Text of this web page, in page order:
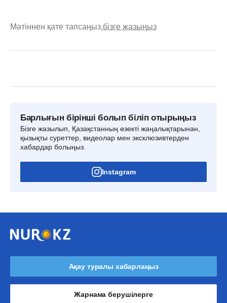
Мәтіннен қате тапсаңыз,бізге жазыңыз
Барлығын бірінші болып біліп отырыңыз
Бізге жазылып, Қазақстанның өзекті жаңалықтарынан,
қызықты суреттер, видеолар мен эксклюзивтерден
хабардар болыңыз.
Instagram
Ақау туралы хабарлаңыз
Жарнама берушілерге